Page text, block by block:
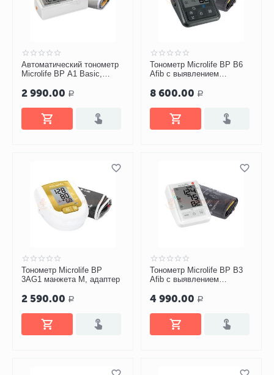
Автоматический тонометр
Microlife BP A1 Basic,
2 990.00 Р
Тонометр Microlife BP B6
Afib с выявлением
Bluetooth, манжета M-L, с
8 600.00 Р
Тонометр Microlife BP
3AG1 манжета M, адаптер
2 590.00 Р
Тонометр Microlife BP B3
Afib с выявлением
манжета M-L
4 990.00 Р